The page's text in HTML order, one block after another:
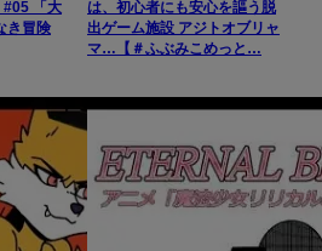
#05 「大
き冒険
は、初心者にも安心を謳う脱
出ゲーム施設 アジトオブリャ
マ…【＃ふぶみこめっと…